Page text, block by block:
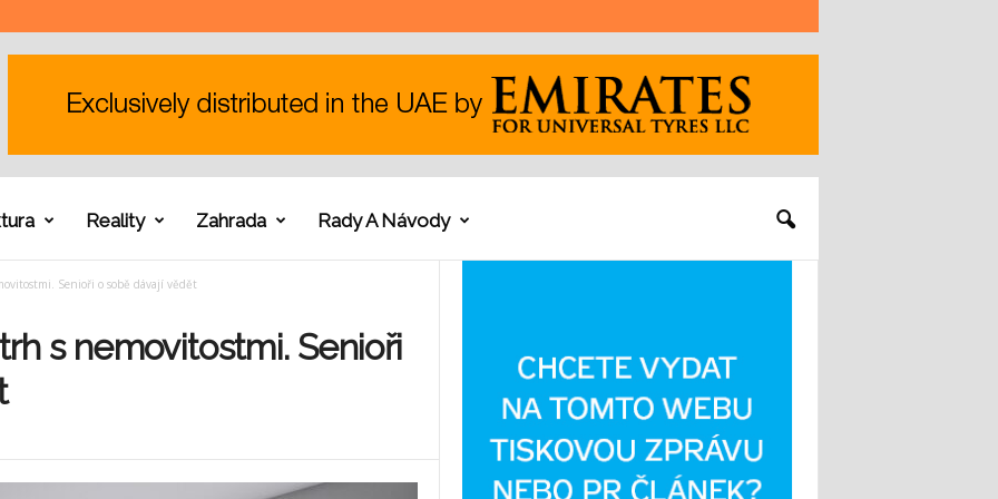
Reality Zahrada Rady A Návody
Senioři o sobě dávají vědět
s nemovitostmi. Senioři